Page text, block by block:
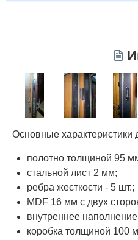
Основные характеристики
полотно толщиной 95
стальной лист 2 мм;
ребра жесткости - 5 шт.;
MDF 16 мм с двух
внутреннее
коробка толщиной 100